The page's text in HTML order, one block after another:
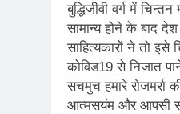
बुद्धिजीवी वर्ग में
सामान्य होने के बाद
साहित्यकारों ने तो
कोविड19 से निजात
सचमुच हमारे रोजमर्रा
आत्मसयंम और आपसी